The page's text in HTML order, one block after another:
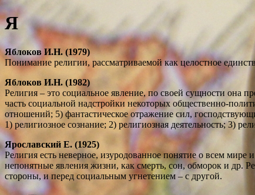
Я
Яблоков И.Н. (1979)
Понимание религии, рассматриваемой как целостное
Яблоков И.Н. (1982)
Религия – это социальное явление, по своей сущности она
часть социальной надстройки некоторых общественно-
отношений; 5) фантастическое отражение сил,
1) религиозное сознание; 2) религиозная деятельность; 3)
Ярославский Е. (1925)
Религия есть неверное, изуродованное понятие о всем мире
непонятные явления жизни, как смерть, сон, обморок и др.
стороны, и перед социальным угнетением – с другой.